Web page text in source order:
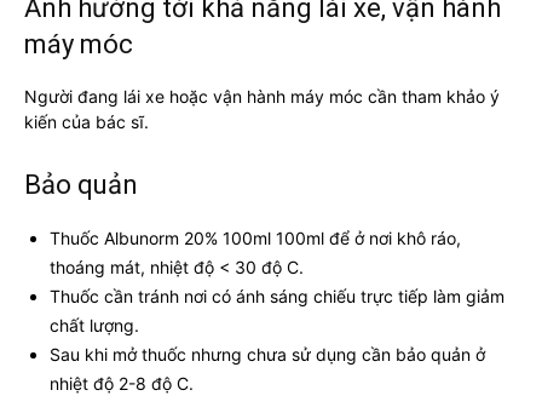
Ảnh hưởng tới khả năng lái xe, vận hành
máy móc
Người đang lái xe hoặc vận hành máy móc cần tham khảo ý
kiến của bác sĩ.
Bảo quản
Thuốc Albunorm 20% 100ml 100ml để ở nơi khô ráo,
thoáng mát, nhiệt độ < 30 độ C.
Thuốc cần tránh nơi có ánh sáng chiếu trực tiếp làm giảm
chất lượng.
Sau khi mở thuốc nhưng chưa sử dụng cần bảo quản ở
nhiệt độ 2-8 độ C.